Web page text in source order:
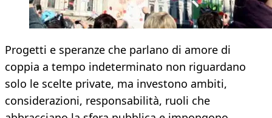
Progetti e speranze che parlano di amore di
coppia a tempo indeterminato non riguardano
solo le scelte private, ma investono ambiti,
considerazioni, responsabilità, ruoli che